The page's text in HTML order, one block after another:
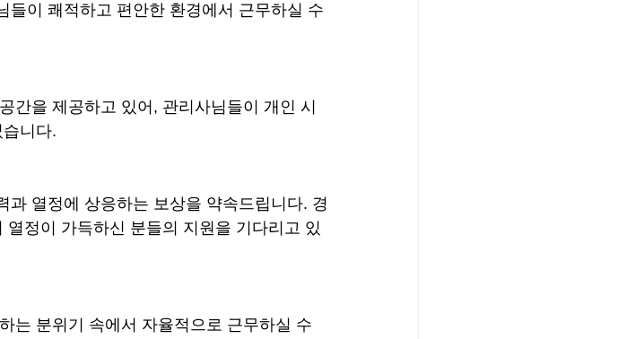
들이 쾌적하고 편안한 환경에서 근무하실 수
간을 제공하고 있어, 관리사님들이 개인 시
니다.
열정에 상응하는 보상을 약속드립니다. 경
정이 가득하신 분들의 지원을 기다리고 있
는 분위기 속에서 자율적으로 근무하실 수